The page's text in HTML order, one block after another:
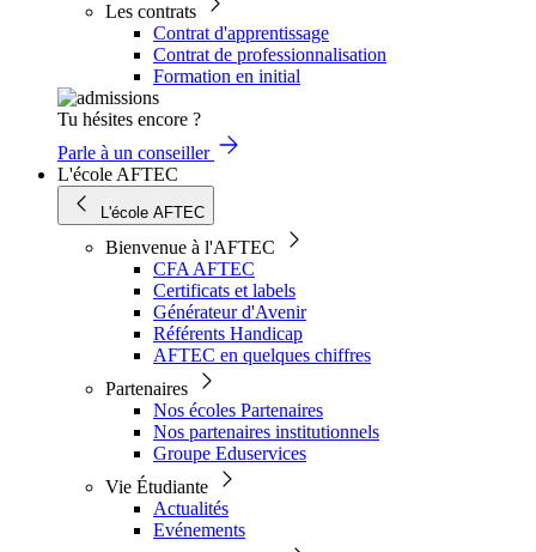
Les contrats
Contrat d'apprentissage
Contrat de professionnalisation
Formation en initial
Tu hésites encore ?
Parle à un conseiller
L'école AFTEC
L'école AFTEC
Bienvenue à l'AFTEC
CFA AFTEC
Certificats et labels
Générateur d'Avenir
Référents Handicap
AFTEC en quelques chiffres
Partenaires
Nos écoles Partenaires
Nos partenaires institutionnels
Groupe Eduservices
Vie Étudiante
Actualités
Evénements